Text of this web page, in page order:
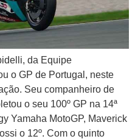
da Equipe
o GP de Portugal, neste
Seu companheiro de
o seu 100º GP na 14ª
Yamaha MotoGP, Maverick
o 12º. Com o quinto